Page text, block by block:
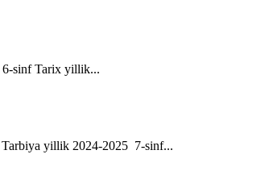
6-sinf Tarix yillik...
yillik 2024-2025 7-sinf...